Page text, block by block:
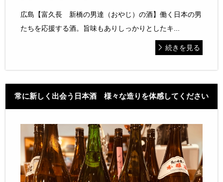
広島【富久長 新橋の男達（おやじ）の酒】働く日本の男
たちを応援する酒。旨味もありしっかりとしたキ...
続きを見る
常に新しく出会う日本酒 様々な造りを体感してください